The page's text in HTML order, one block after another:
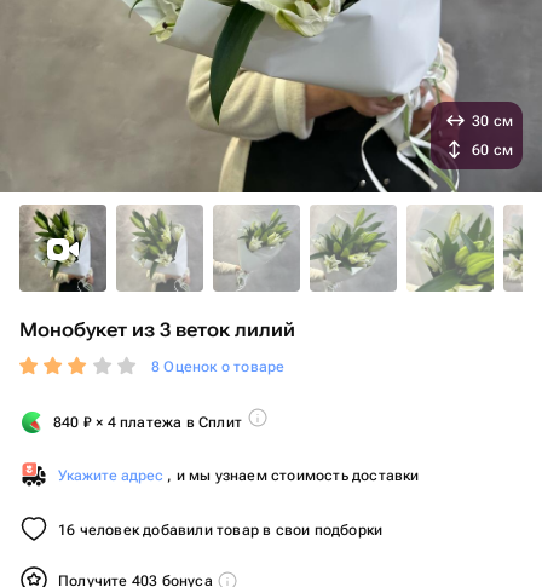
Монобукет из 3 веток лилий
8 Оценок о товаре
840 ₽ × 4 платежа в Сплит
Укажите адрес , и мы узнаем стоимость доставки
16 человек добавили товар в свои подборки
Получите 403 бонуса
30 см
60 см